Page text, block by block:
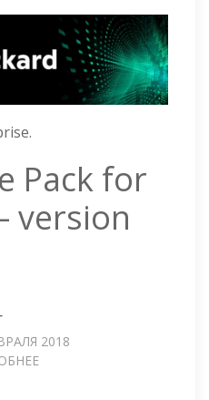
Pack for
version
2018